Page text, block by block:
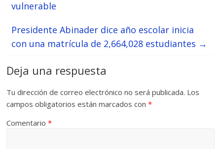
vulnerable
Presidente Abinader dice año escolar inicia
con una matrícula de 2,664,028 estudiantes →
Deja una respuesta
Tu dirección de correo electrónico no será publicada. Los
campos obligatorios están marcados con*
Comentario*